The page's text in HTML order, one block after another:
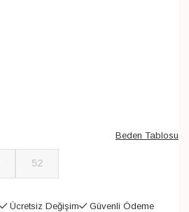
Beden Tablosu
52
Ücretsiz Değişim
Güvenli Ödeme